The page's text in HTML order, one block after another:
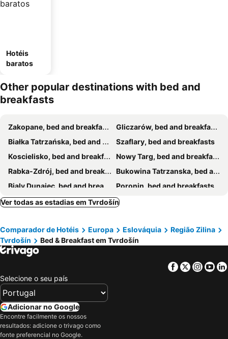
Hotéis
baratos
Other popular destinations with bed and
breakfasts
Zakopane, bed and breakfasts
Gliczarów, bed and breakfasts
Białka Tatrzańska, bed and breakfasts
Szaflary, bed and breakfasts
Koscielisko, bed and breakfasts
Nowy Targ, bed and breakfasts
Rabka-Zdrój, bed and breakfasts
Bukowina Tatrzanska, bed and breakfasts
Bialy Dunajec, bed and breakfasts
Poronin, bed and breakfasts
Zywiec, bed and breakfasts
Bešeňová, bed and breakfasts
Vysoké Tatry, bed and breakfasts
Štrba, bed and breakfasts
Zuberec, bed and breakfasts
Zawoja, bed and breakfasts
Witów, bed and breakfasts
Sucha Beskidzka, bed and breakfasts
Liptovský Ján, bed and breakfasts
Pavčina Lehota, bed and breakfasts
Trstená, bed and breakfasts
Ružomberok, bed and breakfasts
Jeleśnia, bed and breakfasts
Ver todas as estadias em Tvrdošín
Comparador de Hotéis Europa Eslováquia
Região Zilina
Tvrdošín
Bed & Breakfast em Tvrdošín
Facebook
Twitter
Selecione o seu país
Adicionar no Google
Encontre facilmente os nossos
resultados: adicione o trivago como
fonte preferencial no Google.